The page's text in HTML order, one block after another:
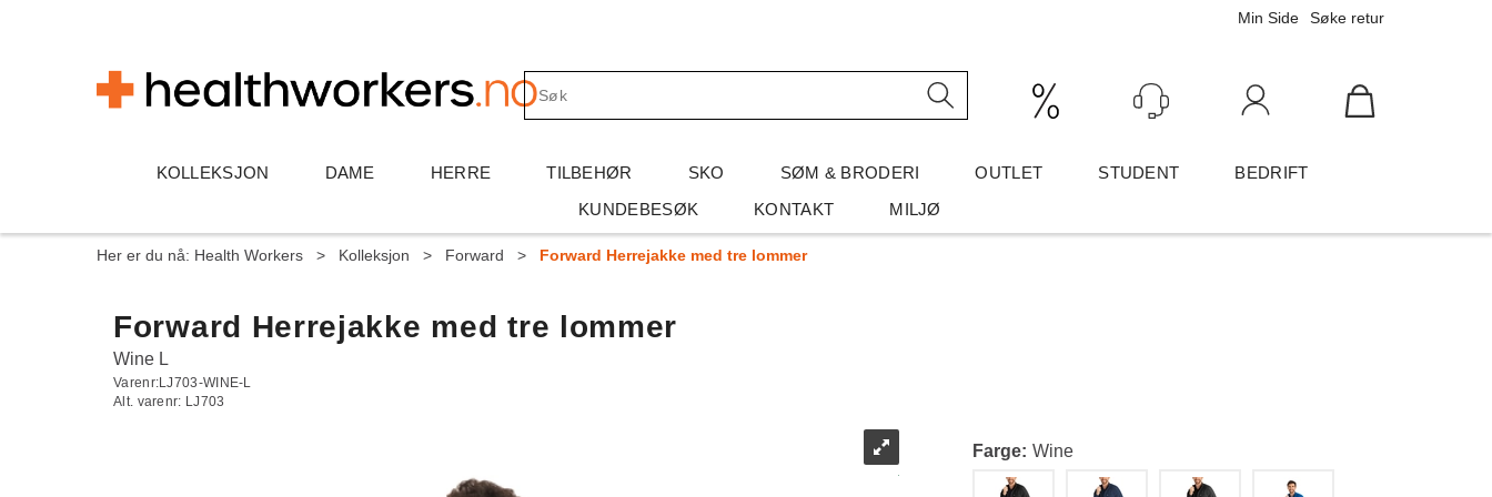
Søke retur
Min Side
KOLLEKSJON DAME HERRE TILBEHØR SKO SØM & BRODERI OUTLET STUDENT
BEDRIFT
KUNDEBESØK
KONTAKT MILJØ
Her er du nå: Health Workers > Kolleksjon > Forward > Forward Herrejakke med tre lommer
Forward Herrejakke med tre lommer
Wine L
Varenr:LJ703-WINE-L
Alt. varenr: LJ703
Farge Wine